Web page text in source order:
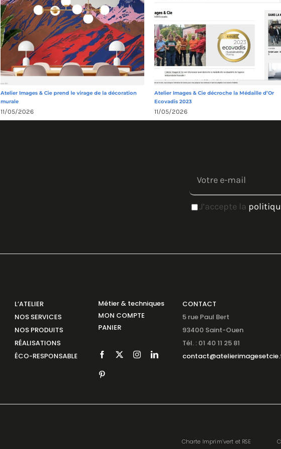
Atelier Images & Cie prend le virage de la décoration
murale
11/05/2026
Atelier Images & Cie décroche la Médaille d’Or
Ecovadis 2023
11/05/2026
J’accepte la
L’ATELIER
NOS SERVICES
NOS PRODUITS
RÉALISATIONS
ÉCO-RESPONSABLE
Métier & techniques
MON COMPTE
PANIER
CONTACT
5 rue Paul Bert
93400 Saint-Ouen
Tél. : 01 40 11 25 81
Charte Imprim’vert et RSE